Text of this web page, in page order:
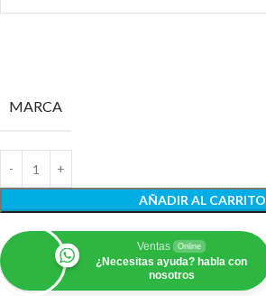
MARCA
AÑADIR AL CARRITO
Ventas Online
¿Necesitas ayuda? habla con
nosotros